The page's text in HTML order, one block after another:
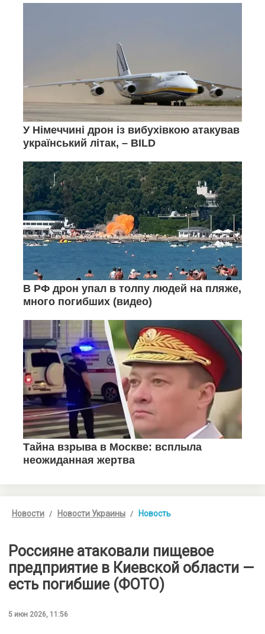
Новости Новости Украины Новость
Россияне атаковали пищевое
предприятие в Киевской области —
есть погибшие (ФОТО)
5 июн 2026, 11:56